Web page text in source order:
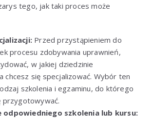
tego, jak taki proces może
Przed przystąpieniem do
procesu zdobywania uprawnień,
w jakiej dziedzinie
chcesz się specjalizować. Wybór ten
szkolenia i egzaminu, do którego
przygotowywać.
odpowiedniego szkolenia lub kursu: